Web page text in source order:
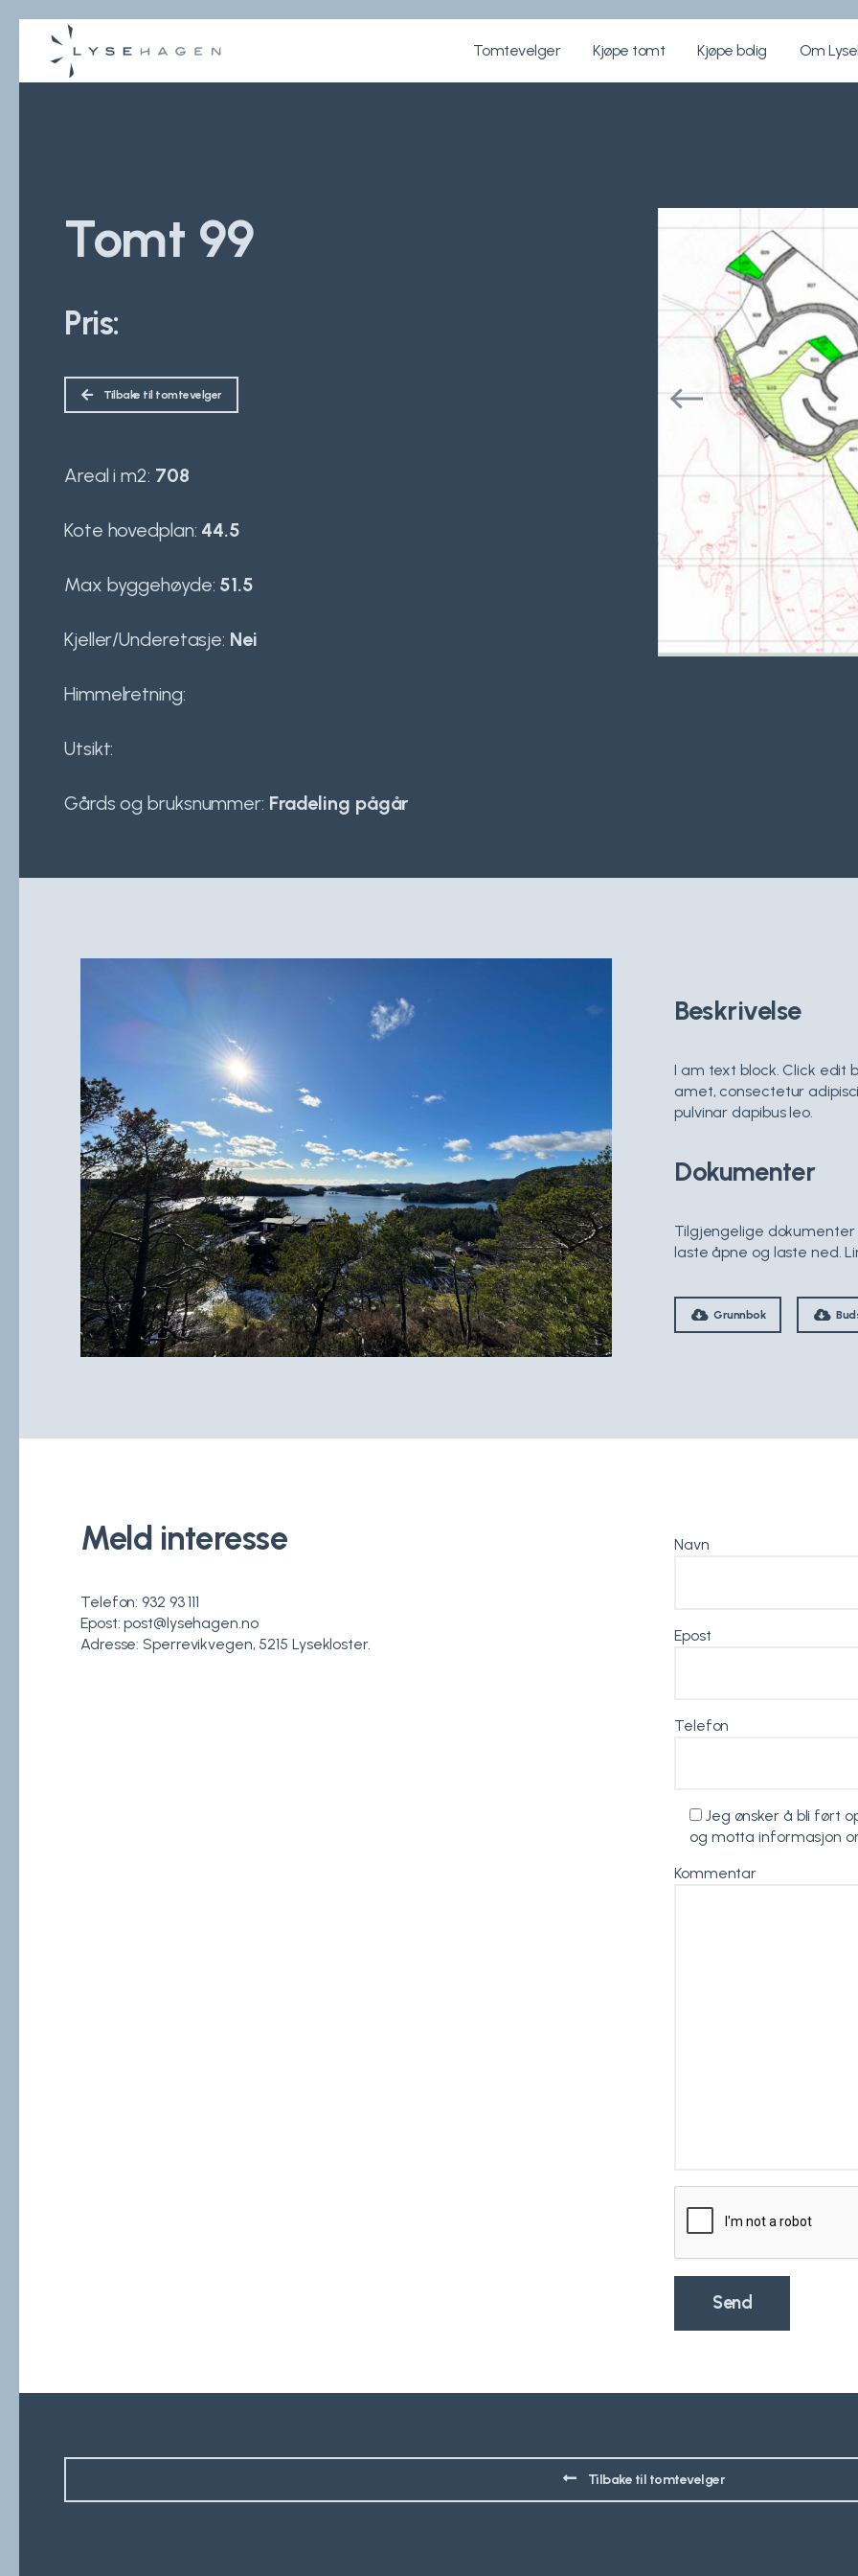
Tomtevelger Kjøpe tomt Kjøpe bolig Om
Tomt 99
Pris:
Tilbake til tomtevelger
Areal i m2: 708
Kote hovedplan: 44.5
Max byggehøyde: 51.5
Kjeller/Underetasje: Nei
Himmelretning:
Utsikt:
Gårds og bruksnummer: Fradeling pågår
Beskrivelse
I am text block. Click edit
amet, consectetur
pulvinar dapibus leo.
Dokumenter
Tilgjengelige
laste åpne og laste ned.
Grunnbok
Meld interesse
Telefon: 932 93 111
Epost: post@lysehagen.no
Adresse: Sperrevikvegen, 5215 Lysekloster.
Navn
Epost
Telefon
Jeg ønsker å bli ført
og motta informasjon
Kommentar
Tilbake til tomtevelger